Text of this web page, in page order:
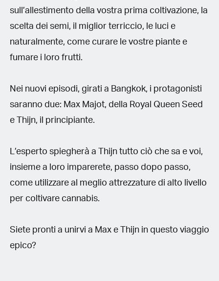
sull’allestimento della vostra prima coltivazione, la
scelta dei semi, il miglior terriccio, le luci e
naturalmente, come curare le vostre piante e
fumare i loro frutti.
Nei nuovi episodi, girati a Bangkok, i protagonisti
saranno due: Max Majot, della Royal Queen Seed
e Thijn, il principiante.
L’esperto spiegherà a Thijn tutto ciò che sa e voi,
insieme a loro imparerete, passo dopo passo,
come utilizzare al meglio attrezzature di alto livello
per coltivare cannabis.
Siete pronti a unirvi a Max e Thijn in questo viaggio
epico?